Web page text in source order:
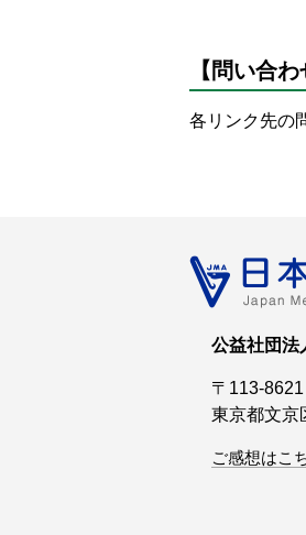
【問い合わ
各リンク先の
公益社団法
〒113-8621
東京都文京
ご感想はこ